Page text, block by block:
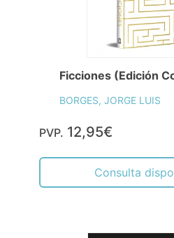
Ficciones (Edición
BORGES, JORGE LUIS
PVP. 12,95€
Consulta